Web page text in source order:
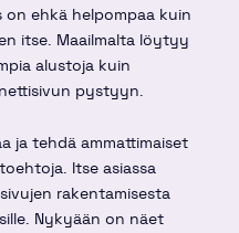
ehkä helpompaa kuin
itse. Maailmalta löytyy
alustoja kuin
pystyyn.
ja tehdä ammattimaiset
Itse asiassa
rakentamisesta
Nykyään on näet